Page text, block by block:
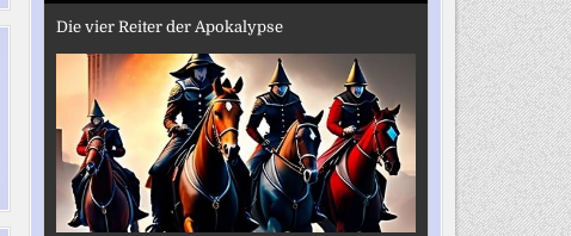
Die vier Reiter der Apokalypse